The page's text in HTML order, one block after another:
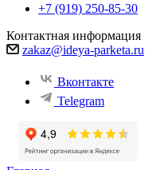
+7 (919) 250-85-30
Контактная информация
zakaz@ideya-parketa.ru
Вконтакте
Telegram